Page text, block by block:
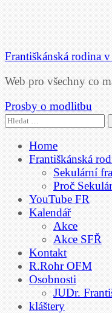
Františkánská rodina
Web pro všechny co
Prosby o modlitbu
Vyhledávání
Home
Františkánská
Sekulární
Proč
YouTube FR
Kalendář
Akce
Akce SFŘ
Kontakt
R.Rohr OFM
Osobnosti
JUDr.
kláštery